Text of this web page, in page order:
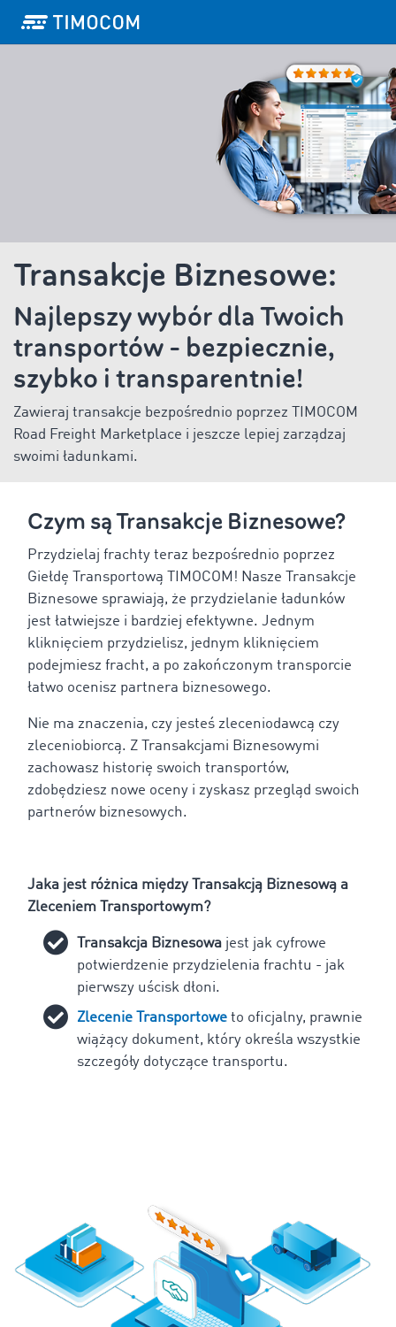
Transakcje Biznesowe:
Najlepszy wybór dla Twoich
transportów - bezpiecznie,
szybko i transparentnie!
Zawieraj transakcje bezpośrednio poprzez TIMOCOM
Road Freight Marketplace i jeszcze lepiej zarządzaj
swoimi ładunkami.
Czym są Transakcje Biznesowe?
Przydzielaj frachty teraz bezpośrednio poprzez
Giełdę Transportową TIMOCOM! Nasze Transakcje
Biznesowe sprawiają, że przydzielanie ładunków
jest łatwiejsze i bardziej efektywne. Jednym
kliknięciem przydzielisz, jednym kliknięciem
podejmiesz fracht, a po zakończonym transporcie
łatwo ocenisz partnera biznesowego.
Nie ma znaczenia, czy jesteś zleceniodawcą czy
zleceniobiorcą. Z Transakcjami Biznesowymi
zachowasz historię swoich transportów,
zdobędziesz nowe oceny i zyskasz przegląd swoich
partnerów biznesowych.
Jaka jest różnica między Transakcją Biznesową a
Zleceniem Transportowym?
Transakcja Biznesowa jest jak cyfrowe
potwierdzenie przydzielenia frachtu - jak
pierwszy uścisk dłoni.
Zlecenie Transportowe to oficjalny, prawnie
wiążący dokument, który określa wszystkie
szczegóły dotyczące transportu.